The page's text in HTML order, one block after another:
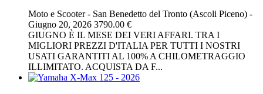
Moto e Scooter- San Benedetto del Tronto (Ascoli Piceno) -
Giugno 20, 2026 3790.00 €
GIUGNO È IL MESE DEI VERI AFFARI. TRA I
MIGLIORI PREZZI D'ITALIA PER TUTTI I NOSTRI
USATI GARANTITI AL 100% A CHILOMETRAGGIO
ILLIMITATO. ACQUISTA DA F...